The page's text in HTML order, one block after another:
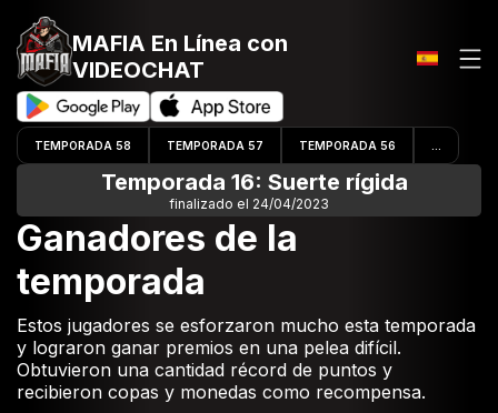
MAFIA En Línea con
VIDEOCHAT
TEMPORADA 58 TEMPORADA 57 TEMPORADA 56
Temporada 16: Suerte rígida
finalizado el 24/04/2023
Ganadores de la
temporada
Estos jugadores se esforzaron mucho esta temporada
y lograron ganar premios en una pelea difícil.
Obtuvieron una cantidad récord de puntos y
recibieron copas y monedas como recompensa.